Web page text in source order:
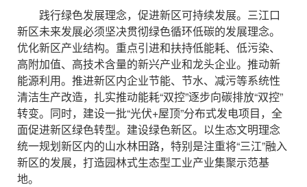
践行绿色发展理念，促进新区可持续发展。三江口
新区未来发展必须坚决贯彻绿色循环低碳的发展理念。
优化新区产业结构。重点引进和扶持低能耗、低污染、
高附加值、高技术含量的新兴产业和龙头企业。推动新
能源利用。推进新区内企业节能、节水、减污等系统性
清洁生产改造，扎实推动能耗“双控”逐步向碳排放“双控”
转变。同时，建设一批“光伏+屋顶”分布式发电项目，全
面促进新区绿色转型。建设绿色新区。以生态文明理念
统一规划新区内的山水林田路，特别是注重将“三江”融入
新区的发展，打造园林式生态型工业产业集聚示范基
地。